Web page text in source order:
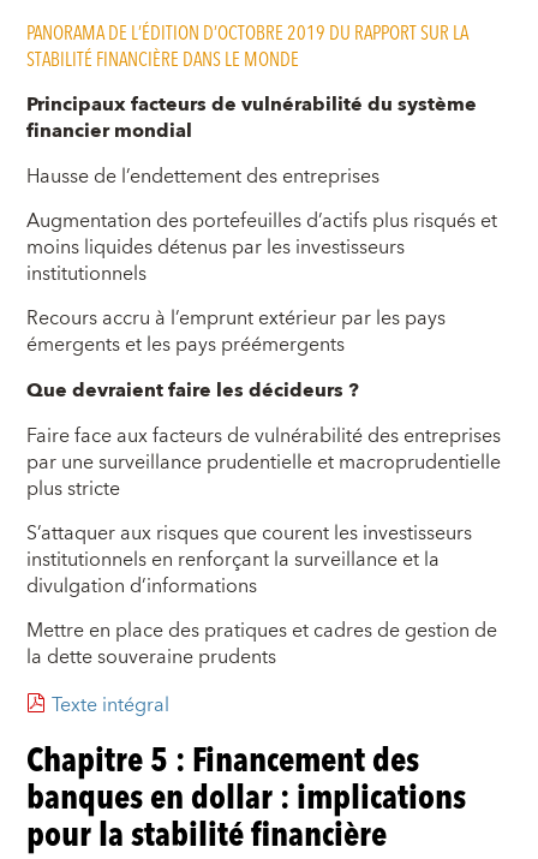
PANORAMA DE L’ÉDITION D’OCTOBRE 2019 DU RAPPORT SUR LA
STABILITÉ FINANCIÈRE DANS LE MONDE
Principaux facteurs de vulnérabilité du système
financier mondial
Hausse de l’endettement des entreprises
Augmentation des portefeuilles d’actifs plus risqués et
moins liquides détenus par les investisseurs
institutionnels
Recours accru à l’emprunt extérieur par les pays
émergents et les pays préémergents
Que devraient faire les décideurs ?
Faire face aux facteurs de vulnérabilité des entreprises
par une surveillance prudentielle et macroprudentielle
plus stricte
S’attaquer aux risques que courent les investisseurs
institutionnels en renforçant la surveillance et la
divulgation d’informations
Mettre en place des pratiques et cadres de gestion de
la dette souveraine prudents
Texte intégral
Chapitre 5 : Financement des
banques en dollar : implications
pour la stabilité financière